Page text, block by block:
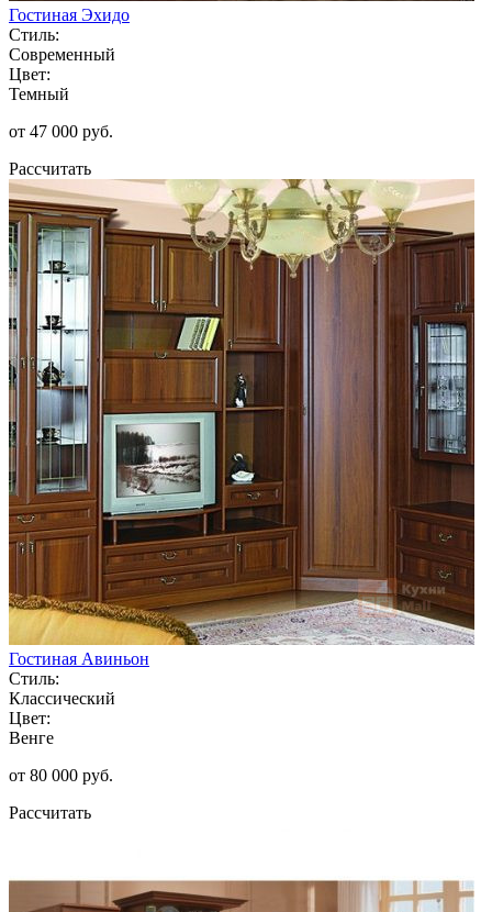
Гостиная Эхидо
Стиль:
Современный
Цвет:
Темный
от 47 000 руб.
Рассчитать
Гостиная Авиньон
Стиль:
Классический
Цвет:
Венге
от 80 000 руб.
Рассчитать